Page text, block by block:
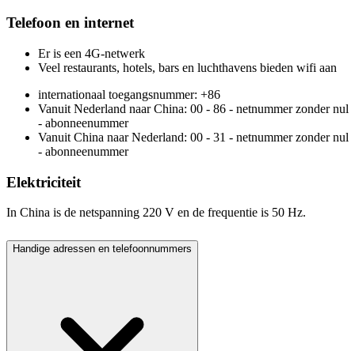
Telefoon en internet
Er is een 4G-netwerk
Veel restaurants, hotels, bars en luchthavens bieden wifi aan
internationaal toegangsnummer: +86
Vanuit Nederland naar China: 00 - 86 - netnummer zonder nul
- abonneenummer
Vanuit China naar Nederland: 00 - 31 - netnummer zonder nul
- abonneenummer
Elektriciteit
In China is de netspanning 220 V en de frequentie is 50 Hz.
Handige adressen en telefoonnummers